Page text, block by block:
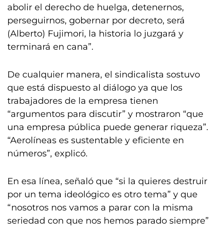
abolir el derecho de huelga, detenernos,
perseguirnos, gobernar por decreto, será
(Alberto) Fujimori, la historia lo juzgará y
terminará en cana”.
De cualquier manera, el sindicalista sostuvo
que está dispuesto al diálogo ya que los
trabajadores de la empresa tienen
“argumentos para discutir” y mostraron “que
una empresa pública puede generar riqueza”.
“Aerolíneas es sustentable y eficiente en
números”, explicó.
En esa línea, señaló que “si la quieres destruir
por un tema ideológico es otro tema” y que
“nosotros nos vamos a parar con la misma
seriedad con que nos hemos parado siempre”